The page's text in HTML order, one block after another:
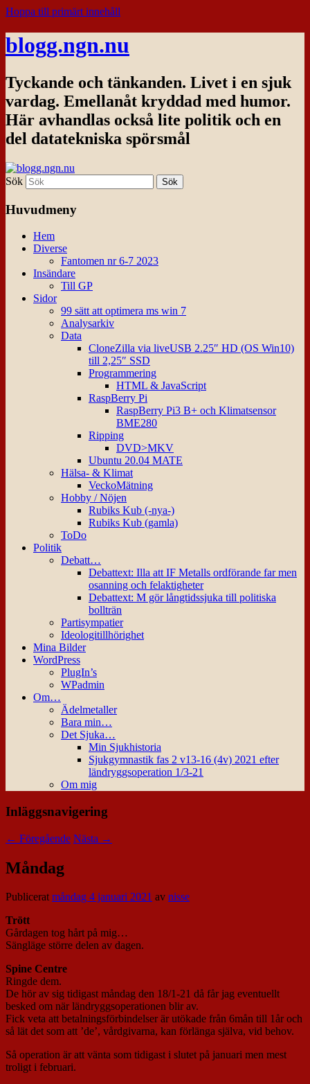
Hoppa till primärt innehåll
blogg.ngn.nu
Tyckande och tänkanden. Livet i en sjuk
vardag. Emellanåt kryddad med humor.
Här avhandlas också lite politik och en
del datatekniska spörsmål
Sök
Huvudmeny
Hem
Diverse
Fantomen nr 6-7 2023
Insändare
Till GP
Sidor
99 sätt att optimera ms win 7
Analysarkiv
Data
CloneZilla via liveUSB 2.25″ HD (OS Win10)
till 2,25″ SSD
Programmering
HTML & JavaScript
RaspBerry Pi
RaspBerry Pi3 B+ och Klimatsensor
BME280
Ripping
DVD>MKV
Ubuntu 20.04 MATE
Hälsa- & Klimat
VeckoMätning
Hobby / Nöjen
Rubiks Kub (-nya-)
Rubiks Kub (gamla)
ToDo
Politik
Debatt…
Debattext: Illa att IF Metalls ordförande far men
osanning och felaktigheter
Debattext: M gör långtidssjuka till politiska
bollträn
Partisympatier
Ideologitillhörighet
Mina Bilder
WordPress
PlugIn’s
WPadmin
Om…
Ädelmetaller
Bara min…
Det Sjuka…
Min Sjukhistoria
Sjukgymnastik fas 2 v13-16 (4v) 2021 efter
ländryggsoperation 1/3-21
Om mig
Inläggsnavigering
← Föregående Nästa →
Måndag
Publiceratmåndag 4 januari 2021 av nisse
Trött
Gårdagen tog hårt på mig…
Sängläge större delen av dagen.
Spine Centre
Ringde dem.
De hör av sig tidigast måndag den 18/1-21 då får jag eventuellt
besked om när ländryggsoperationen blir av.
Fick veta att betalningsförbindelser är utökade från 6mån till 1år och
så lät det som att ’de’, vårdgivarna, kan förlänga själva, vid behov.
Så operation är att vänta som tidigast i slutet på januari men mest
troligt i februari.